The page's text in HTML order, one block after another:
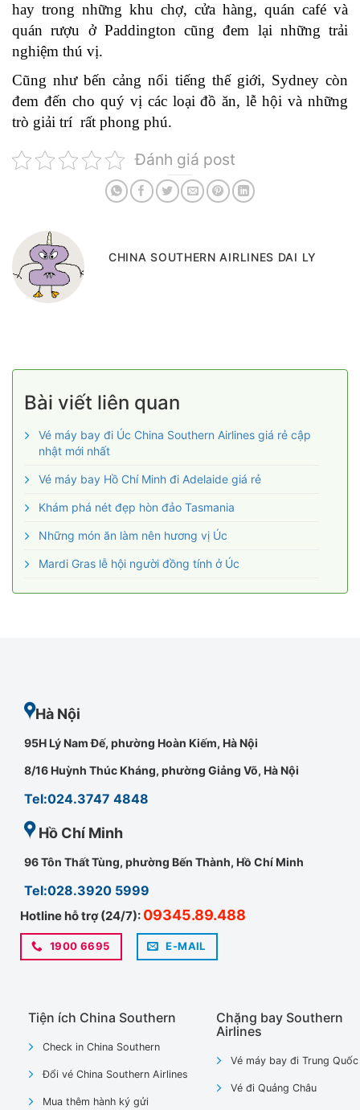
hay trong những khu chợ, cửa hàng, quán café và
quán rượu ở Paddington cũng đem lại những trải
nghiệm thú vị.
Cũng như bến cảng nổi tiếng thế giới, Sydney còn
đem đến cho quý vị các loại đồ ăn, lễ hội và những
trò giải trí rất phong phú.
Đánh giá post
CHINA SOUTHERN AIRLINES DAI LY
Bài viết liên quan
Vé máy bay đi Úc China Southern Airlines giá rẻ cập
nhật mới nhất
Vé máy bay Hồ Chí Minh đi Adelaide giá rẻ
Khám phá nét đẹp hòn đảo Tasmania
Những món ăn làm nên hương vị Úc
Mardi Gras lễ hội người đồng tính ở Úc
Hà Nội
95H Lý Nam Đế, phường Hoàn Kiếm, Hà Nội
8/16 Huỳnh Thúc Kháng, phường Giảng Võ, Hà Nội
Tel:024.3747 4848
Hồ Chí Minh
96 Tôn Thất Tùng, phường Bến Thành, Hồ Chí Minh
Tel:028.3920 5999
Hotline hỗ trợ (24/7): 09345.89.488
1900 6695 E-MAIL
Tiện ích China Southern
Check in China Southern
Đổi vé China Southern Airlines
Mua thêm hành ký gửi
Chặng bay Southern
Airlines
Vé máy bay đi Trung Quốc
Vé đi Quảng Châu